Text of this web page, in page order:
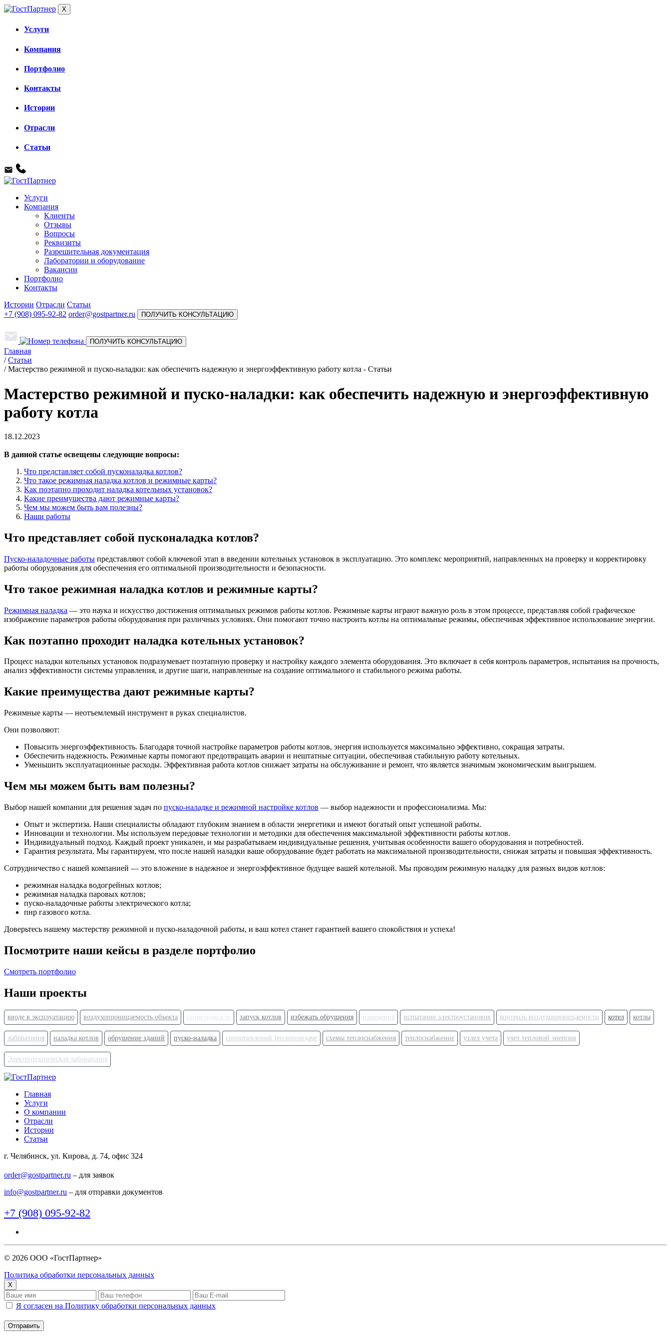
X
Услуги
Компания
Портфолио
Контакты
Истории
Отрасли
Статьи
Услуги
Компания
Клиенты
Отзывы
Вопросы
Реквизиты
Разрешительная документация
Лаборатории и оборудование
Вакансии
Портфолио
Контакты
Истории Отрасли Статьи
+7 (908) 095-92-82 order@gostpartner.ru ПОЛУЧИТЬ КОНСУЛЬТАЦИЮ
ПОЛУЧИТЬ КОНСУЛЬТАЦИЮ
Главная
/ Статьи
/ Мастерство режимной и пуско-наладки: как обеспечить надежную и энергоэффективную работу котла - Статьи
Мастерство режимной и пуско-наладки: как обеспечить надежную и энергоэффективную
работу котла
18.12.2023
В данной статье освещены следующие вопросы:
Что представляет собой пусконаладка котлов?
Что такое режимная наладка котлов и режимные карты?
Как поэтапно проходит наладка котельных установок?
Какие преимущества дают режимные карты?
Чем мы можем быть вам полезны?
Наши работы
Что представляет собой пусконаладка котлов?
Пуско-наладочные работы представляют собой ключевой этап в введении котельных установок в эксплуатацию. Это комплекс мероприятий, направленных на проверку и корректировку
работы оборудования для обеспечения его оптимальной производительности и безопасности.
Что такое режимная наладка котлов и режимные карты?
Режимная наладка — это наука и искусство достижения оптимальных режимов работы котлов. Режимные карты играют важную роль в этом процессе, представляя собой графическое
изображение параметров работы оборудования при различных условиях. Они помогают точно настроить котлы на оптимальные режимы, обеспечивая эффективное использование энергии.
Как поэтапно проходит наладка котельных установок?
Процесс наладки котельных установок подразумевает поэтапную проверку и настройку каждого элемента оборудования. Это включает в себя контроль параметров, испытания на прочность,
анализ эффективности системы управления, и другие шаги, направленные на создание оптимального и стабильного режима работы.
Какие преимущества дают режимные карты?
Режимные карты — неотъемлемый инструмент в руках специалистов.
Они позволяют:
Повысить энергоэффективность. Благодаря точной настройке параметров работы котлов, энергия используется максимально эффективно, сокращая затраты.
Обеспечить надежность. Режимные карты помогают предотвращать аварии и нештатные ситуации, обеспечивая стабильную работу котельных.
Уменьшить эксплуатационные расходы. Эффективная работа котлов снижает затраты на обслуживание и ремонт, что является значимым экономическим выигрышем.
Чем мы можем быть вам полезны?
Выбор нашей компании для решения задач по пуско-наладке и режимной настройке котлов — выбор надежности и профессионализма. Мы:
Опыт и экспертиза. Наши специалисты обладают глубоким знанием в области энергетики и имеют богатый опыт успешной работы.
Инновации и технологии. Мы используем передовые технологии и методики для обеспечения максимальной эффективности работы котлов.
Индивидуальный подход. Каждый проект уникален, и мы разрабатываем индивидуальные решения, учитывая особенности вашего оборудования и потребностей.
Гарантия результата. Мы гарантируем, что после нашей наладки ваше оборудование будет работать на максимальной производительности, снижая затраты и повышая эффективность.
Сотрудничество с нашей компанией — это вложение в надежное и энергоэффективное будущее вашей котельной. Мы проводим режимную наладку для разных видов котлов:
режимная наладка водогрейных котлов;
режимная наладка паровых котлов;
пуско-наладочные работы электрического котла;
пнр газового котла.
Доверьтесь нашему мастерству режимной и пуско-наладочной работы, и ваш котел станет гарантией вашего спокойствия и успеха!
Посмотрите наши кейсы в разделе портфолио
Смотреть портфолио
Наши проекты
вводе в эксплуатацию воздухопроницаемость объекта герметичность запуск котлов избежать обрушения измерения испытание электроустановок контроль воздухопроницаемости котел котлы
лаборатория наладка котлов обрушение зданий пуско-наладка сопротивлений теплопередаче схемы теплоснабжения теплоснабжение узлел учета учет тепловой энергии
Электротехническая лаборатория
Главная
Услуги
О компании
Отрасли
Истории
Статьи
г. Челябинск, ул. Кирова, д. 74, офис 324
order@gostpartner.ru – для заявок
info@gostpartner.ru – для отправки документов
+7 (908) 095-92-82
© 2026 ООО «ГостПартнер»
Политика обработки персональных данных
X
Я согласен на Политику обработки персональных данных